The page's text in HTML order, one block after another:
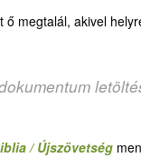
megtalál, akivel
/ Újszövetség